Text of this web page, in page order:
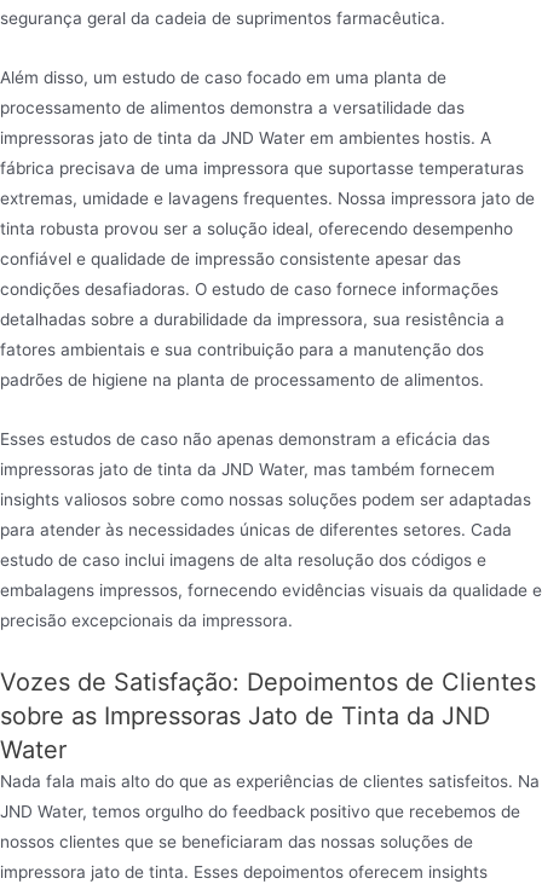
segurança geral da cadeia de suprimentos farmacêutica.
Além disso, um estudo de caso focado em uma planta de
processamento de alimentos demonstra a versatilidade das
impressoras jato de tinta da JND Water em ambientes hostis. A
fábrica precisava de uma impressora que suportasse temperaturas
extremas, umidade e lavagens frequentes. Nossa impressora jato de
tinta robusta provou ser a solução ideal, oferecendo desempenho
confiável e qualidade de impressão consistente apesar das
condições desafiadoras. O estudo de caso fornece informações
detalhadas sobre a durabilidade da impressora, sua resistência a
fatores ambientais e sua contribuição para a manutenção dos
padrões de higiene na planta de processamento de alimentos.
Esses estudos de caso não apenas demonstram a eficácia das
impressoras jato de tinta da JND Water, mas também fornecem
insights valiosos sobre como nossas soluções podem ser adaptadas
para atender às necessidades únicas de diferentes setores. Cada
estudo de caso inclui imagens de alta resolução dos códigos e
embalagens impressos, fornecendo evidências visuais da qualidade e
precisão excepcionais da impressora.
Vozes de Satisfação: Depoimentos de Clientes
sobre as Impressoras Jato de Tinta da JND
Water
Nada fala mais alto do que as experiências de clientes satisfeitos. Na
JND Water, temos orgulho do feedback positivo que recebemos de
nossos clientes que se beneficiaram das nossas soluções de
impressora jato de tinta. Esses depoimentos oferecem insights